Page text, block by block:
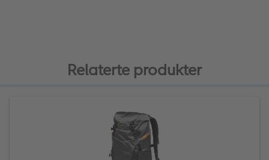
Relaterte produkter